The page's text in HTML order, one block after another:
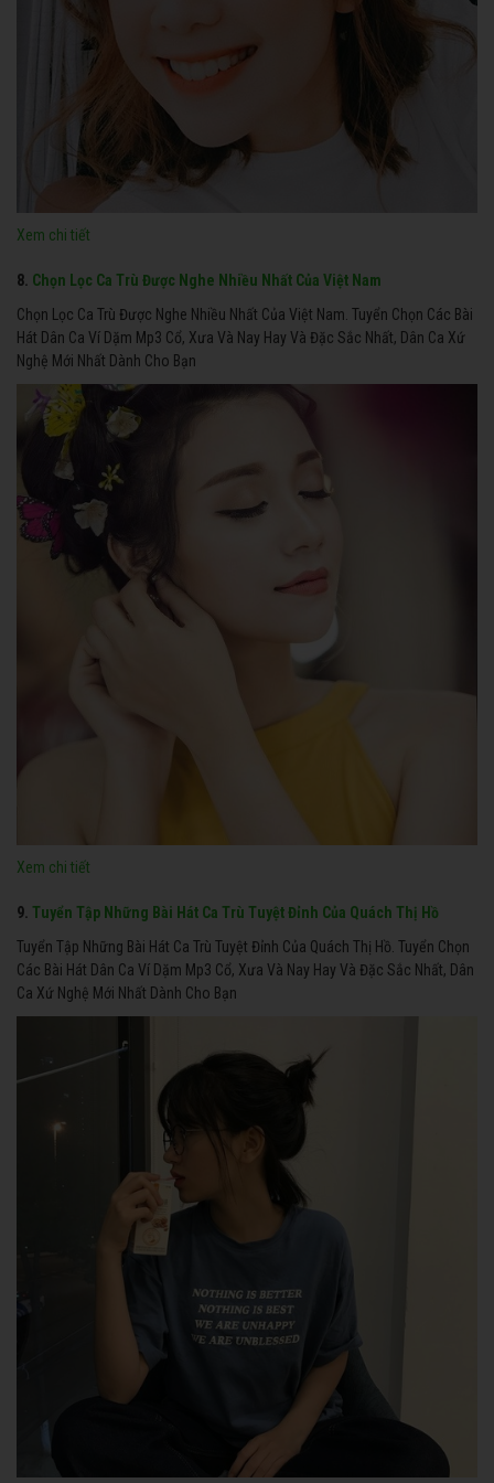
Xem chi tiết
8. Chọn Lọc Ca Trù Được Nghe Nhiều Nhất Của Việt Nam
Chọn Lọc Ca Trù Được Nghe Nhiều Nhất Của Việt Nam. Tuyển Chọn Các Bài
Hát Dân Ca Ví Dặm Mp3 Cổ, Xưa Và Nay Hay Và Đặc Sắc Nhất, Dân Ca Xứ
Nghệ Mới Nhất Dành Cho Bạn
Xem chi tiết
9. Tuyển Tập Những Bài Hát Ca Trù Tuyệt Đỉnh Của Quách Thị Hồ
Tuyển Tập Những Bài Hát Ca Trù Tuyệt Đỉnh Của Quách Thị Hồ. Tuyển Chọn
Các Bài Hát Dân Ca Ví Dặm Mp3 Cổ, Xưa Và Nay Hay Và Đặc Sắc Nhất, Dân
Ca Xứ Nghệ Mới Nhất Dành Cho Bạn